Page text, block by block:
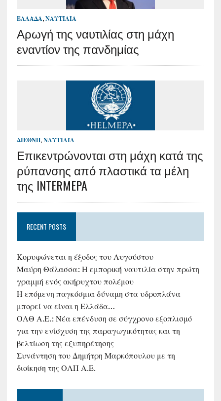
ΕΛΛΆΔΑ, ΝΑΥΤΙΛΊΑ
Αρωγή της ναυτιλίας στη μάχη
εναντίον της πανδημίας
ΔΙΕΘΝΉ, ΝΑΥΤΙΛΊΑ
Επικεντρώνονται στη μάχη κατά της
ρύπανσης από πλαστικά τα μέλη
της INTERMEPA
RECENT POSTS
Κορυφώνεται η έξοδος του Αυγούστου
Μαύρη Θάλασσα: Η εμπορική ναυτιλία στην πρώτη
γραμμή ενός ακήρυχτου πολέμου
Η επόμενη παγκόσμια δύναμη στα υδροπλάνα
μπορεί να είναι η Ελλάδα…
ΟΛΘ Α.Ε.: Νέα επένδυση σε σύγχρονο εξοπλισμό
για την ενίσχυση της παραγωγικότητας και τη
βελτίωση της εξυπηρέτησης
Συνάντηση του Δημήτρη Μαρκόπουλου με τη
διοίκηση της ΟΛΠ Α.Ε.